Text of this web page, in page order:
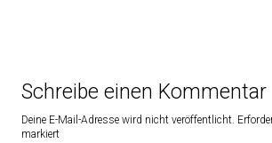
Schreibe einen Kommentar
Deine E-Mail-Adresse wird nicht veröffentlicht.
markiert